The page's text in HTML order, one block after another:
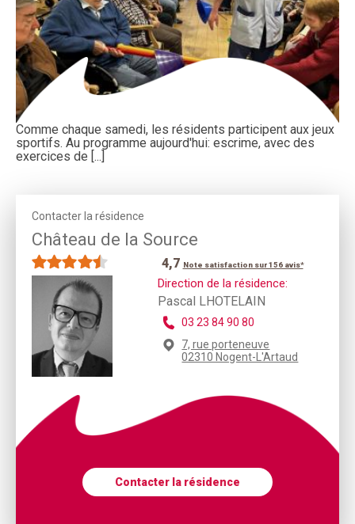
Comme chaque samedi, les résidents participent aux jeux
sportifs. Au programme aujourd'hui: escrime, avec des
exercices de [...]
Contacter la résidence
Château de la Source
4,7 Note satisfaction sur 156 avis*
Direction de la résidence:
Pascal LHOTELAIN
03 23 84 90 80
7, rue porteneuve
02310 Nogent-L'Artaud
Contacter la résidence